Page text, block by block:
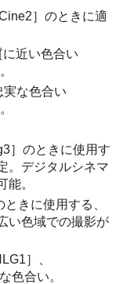
Cine2］ のときに適
近い色合い
実な色合い
］ のときに使用す
。デジタルシネマ
能。
ときに使用する、
い色域での撮影が
］
色合い。